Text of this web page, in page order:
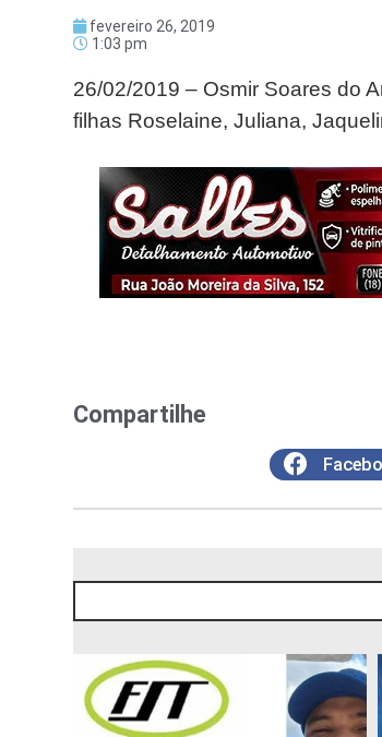
fevereiro 26, 2019
1:03 pm
26/02/2019 – Osmir Soares do
filhas Roselaine, Juliana,
Compartilhe